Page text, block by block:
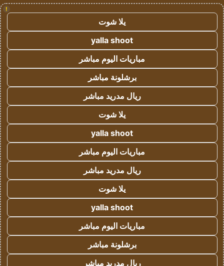
!
يلا شوت
yalla shoot
مباريات اليوم مباشر
برشلونة مباشر
ريال مدريد مباشر
يلا شوت
yalla shoot
مباريات اليوم مباشر
ريال مدريد مباشر
يلا شوت
yalla shoot
مباريات اليوم مباشر
برشلونة مباشر
ريال مدريد مباشر